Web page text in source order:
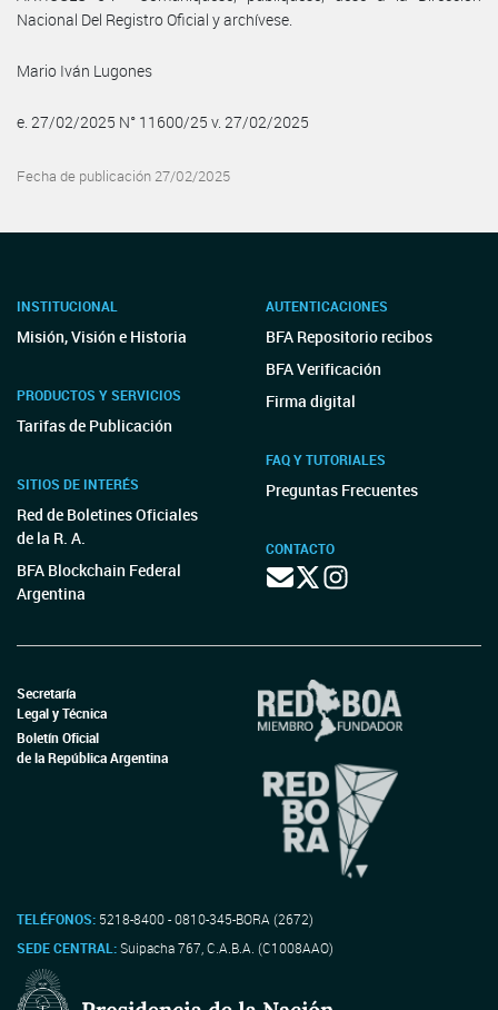
Nacional Del Registro Oficial y archívese.
Mario Iván Lugones
e. 27/02/2025 N° 11600/25 v. 27/02/2025
Fecha de publicación 27/02/2025
INSTITUCIONAL
Misión, Visión e Historia
PRODUCTOS Y SERVICIOS
Tarifas de Publicación
SITIOS DE INTERÉS
Red de Boletines Oficiales
de la R. A.
BFA Blockchain Federal
Argentina
AUTENTICACIONES
BFA Repositorio recibos
BFA Verificación
Firma digital
FAQ Y TUTORIALES
Preguntas Frecuentes
CONTACTO
Secretaría
Legal y Técnica
Boletín Oficial
de la República Argentina
TELÉFONOS: 5218-8400 - 0810-345-BORA (2672)
SEDE CENTRAL:Suipacha 767, C.A.B.A. (C1008AAO)